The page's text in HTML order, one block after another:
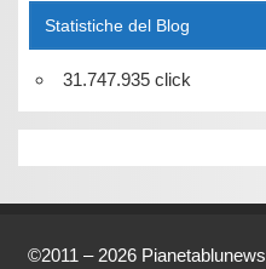
Statistiche del Blog
31.747.935 click
©2011 – 2026